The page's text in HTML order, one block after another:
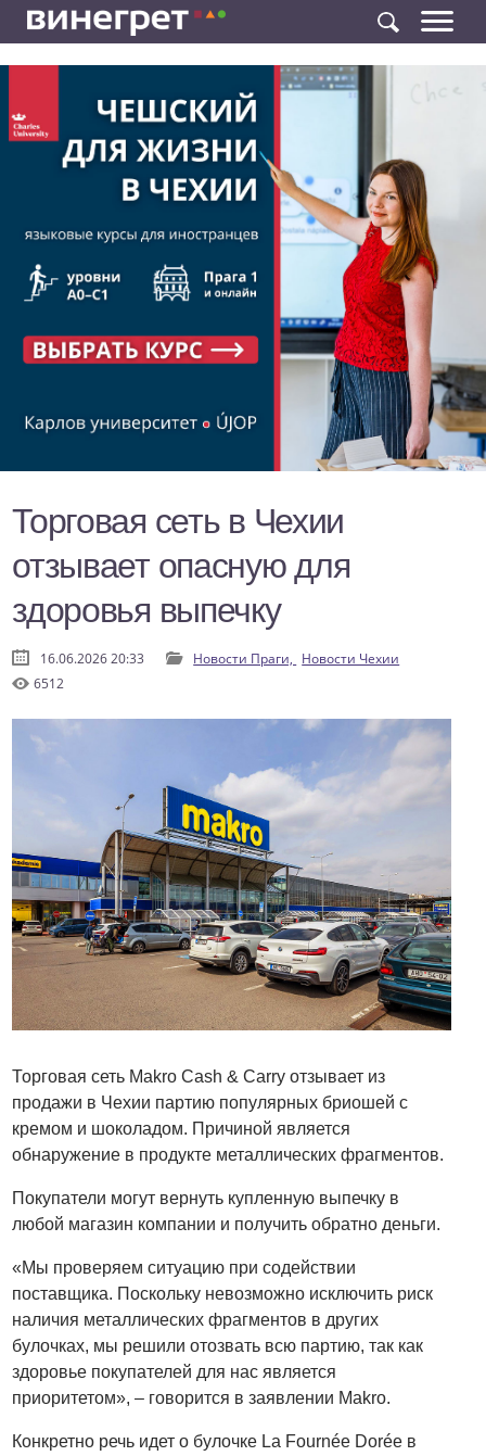
Торговая сеть в Чехии
отзывает опасную для
здоровья выпечку
16.06.2026 20:33 Новости Праги, Новости Чехии
6512
Торговая сеть Makro Cash & Carry отзывает из
продажи в Чехии партию популярных бриошей с
кремом и шоколадом. Причиной является
обнаружение в продукте металлических фрагментов.
Покупатели могут вернуть купленную выпечку в
любой магазин компании и получить обратно деньги.
«Мы проверяем ситуацию при содействии
поставщика. Поскольку невозможно исключить риск
наличия металлических фрагментов в других
булочках, мы решили отозвать всю партию, так как
здоровье покупателей для нас является
приоритетом», – говорится в заявлении Makro.
Конкретно речь идет о булочке La Fournée Dorée в